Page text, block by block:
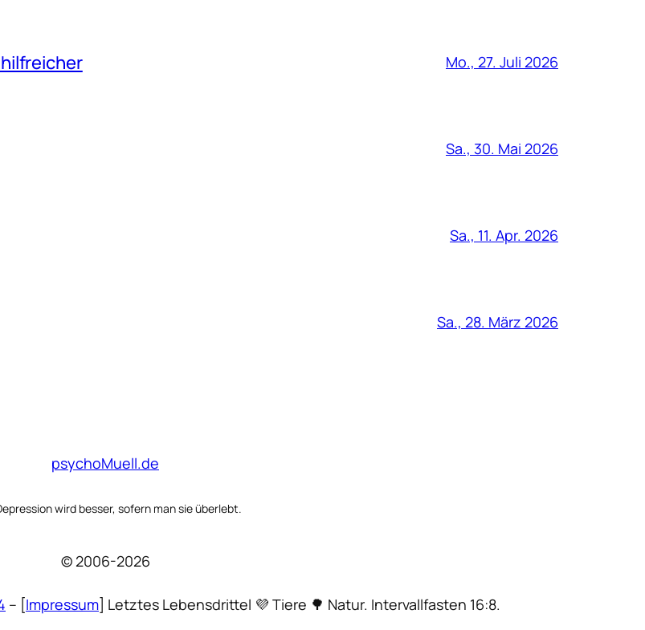
Mo., 27. Juli 2026
Sa., 30. Mai 2026
Sa., 11. Apr. 2026
Sa., 28. März 2026
psychoMuell.de
wird besser, sofern man sie überlebt.
© 2006-2026
– [Impressum] Letztes Lebensdrittel 💜 Tiere 🌳 Natur. Intervallfasten 16:8.